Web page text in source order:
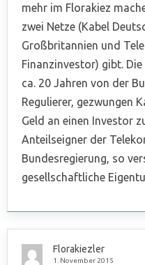
mehr im Florakiez
zwei Netze (Kabel
Großbritannien und
Finanzinvestor) gibt.
ca. 20 Jahren von der
Regulierer, gezwungen
Geld an einen Investor
Anteilseigner der
Bundesregierung, so
gesellschaftliche
Florakiezler
1. November 2015